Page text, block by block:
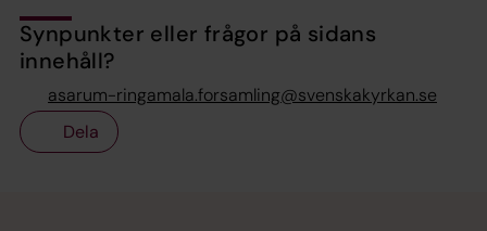
Synpunkter eller frågor på sidans
innehåll?
asarum-ringamala.forsamling@svenskakyrkan.se
Dela